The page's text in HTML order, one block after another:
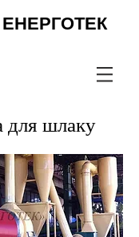
для шлаку